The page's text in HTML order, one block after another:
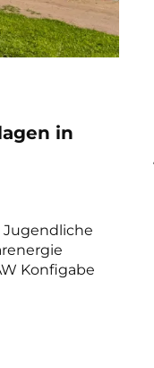
in
Jugendliche
Konfigabe